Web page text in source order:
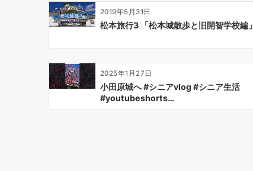
ョ
ン
2019年5月31日
松本旅行3 「松本城散歩と旧開智学校編」
2025年1月27日
小田原城へ #シニアvlog #シニア生活
#youtubeshorts…